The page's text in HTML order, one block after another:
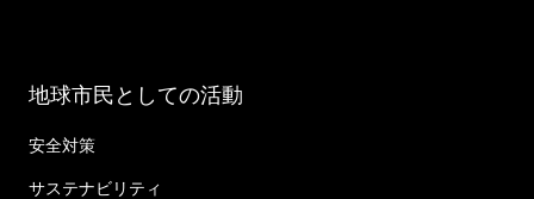
地球市民としての活動
安全対策
サステナビリティ